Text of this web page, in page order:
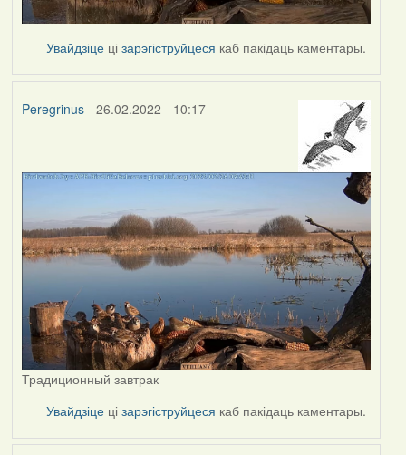
Увайдзіце цізарэгіструйцеся каб пакідаць каментары.
Peregrinus- 26.02.2022 - 10:17
Традиционный завтрак
Увайдзіце цізарэгіструйцеся каб пакідаць каментары.